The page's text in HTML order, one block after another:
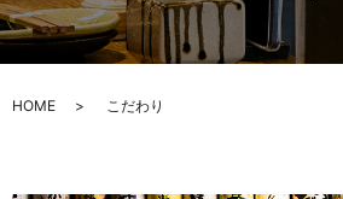
HOME こだわり